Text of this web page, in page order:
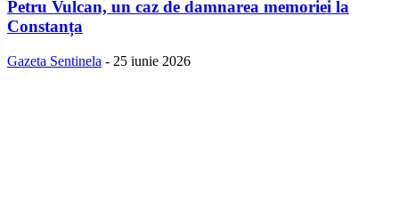
Petru Vulcan, un caz de damnarea memoriei la
Constanța
Gazeta Sentinela - 25 iunie 2026